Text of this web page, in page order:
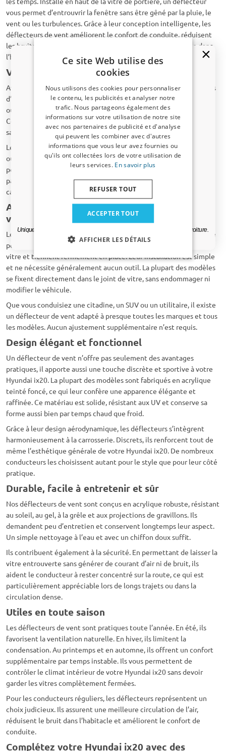
vous permet d’entrouvrir la fenêtre sans être gêné par la pluie, le
vent ou les turbulences. Grâce à leur conception intelligente, les
déflecteurs de vent améliorent le confort de conduite, réduisent
les bruits du vent et assurent une circulation d’air constante dans
l’habitacle.
Ventilation naturelle sans inconvénients
Avec les déflecteurs de vent, vous profitez d’air frais sans courants
d’air, sans bruit excessif et sans éclaboussures. Même sous la pluie
ou à vitesse élevée, vous pouvez garder les vitres entrouvertes.
Cela évite la formation de buée et maintient l’air intérieur frais,
sans avoir recours à la climatisation.
Les déflecteurs sont particulièrement utiles par temps changeant
ou lors de longs trajets. Ils empêchent la pluie et la saleté de
pénétrer et augmentent le confort du conducteur comme des
passagers. Ils contribuent également à réduire l’éblouissement
causé par le soleil latéral, sans nuire à la visibilité.
Ajustement parfait pour chaque modèle de
véhicule
Les déflecteurs de vent CarParts-Expert sont fabriqués sur mesure
pour chaque véhicule. Ils s’adaptent parfaitement à la ligne de la
vitre et tiennent fermement en place. Leur installation est simple
et ne nécessite généralement aucun outil. La plupart des modèles
se fixent directement dans le joint de vitre, sans endommager ni
modifier le véhicule.
Que vous conduisiez une citadine, un SUV ou un utilitaire, il existe
un déflecteur de vent adapté à presque toutes les marques et tous
les modèles. Aucun ajustement supplémentaire n’est requis.
Design élégant et fonctionnel
Un déflecteur de vent n’offre pas seulement des avantages
pratiques, il apporte aussi une touche discrète et sportive à votre
Hyundai ix20. La plupart des modèles sont fabriqués en acrylique
teinté foncé, ce qui leur confère une apparence élégante et
raffinée. Ce matériau est solide, résistant aux UV et conserve sa
forme aussi bien par temps chaud que froid.
Grâce à leur design aérodynamique, les déflecteurs s’intègrent
harmonieusement à la carrosserie. Discrets, ils renforcent tout de
même l’esthétique générale de votre Hyundai ix20. De nombreux
conducteurs les choisissent autant pour le style que pour leur côté
pratique.
Durable, facile à entretenir et sûr
Nos déflecteurs de vent sont conçus en acrylique robuste, résistant
au soleil, au gel, à la grêle et aux projections de gravillons. Ils
demandent peu d’entretien et conservent longtemps leur aspect.
Un simple nettoyage à l’eau et avec un chiffon doux suffit.
Ils contribuent également à la sécurité. En permettant de laisser la
vitre entrouverte sans générer de courant d’air ni de bruit, ils
aident le conducteur à rester concentré sur la route, ce qui est
particulièrement appréciable lors de longs trajets ou dans la
circulation dense.
Utiles en toute saison
Les déflecteurs de vent sont pratiques toute l’année. En été, ils
favorisent la ventilation naturelle. En hiver, ils limitent la
condensation. Au printemps et en automne, ils offrent un confort
supplémentaire par temps instable. Ils vous permettent de
contrôler le climat intérieur de votre Hyundai ix20 sans devoir
garder les vitres complètement fermées.
Pour les conducteurs réguliers, les déflecteurs représentent un
choix judicieux. Ils assurent une meilleure circulation de l’air,
réduisent le bruit dans l’habitacle et améliorent le confort de
conduite.
Complétez votre Hyundai ix20 avec des
Un code de réduction de 5 % ?
Inscrivez-vous dès maintenant à notre
newsletter et profitez-en ! Votre code promo est
valable 3 jours.
Adresse email
Uniquement des mises à jour et des offres pertinentes pour votre voiture.
Ce site Web utilise des
cookies
Nous utilisons des cookies pour personnaliser
le contenu, les publicités et analyser notre
trafic. Nous partageons également des
informations sur votre utilisation de notre site
avec nos partenaires de publicité et d'analyse
qui peuvent les combiner avec d'autres
informations que vous leur avez fournies ou
qu'ils ont collectées lors de votre utilisation de
leurs services. En savoir plus
ACCEPTER TOUT
REFUSER TOUT
AFFICHER LES DÉTAILS